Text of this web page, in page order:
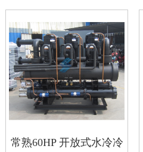
常熟60HP 开放式水冷冷